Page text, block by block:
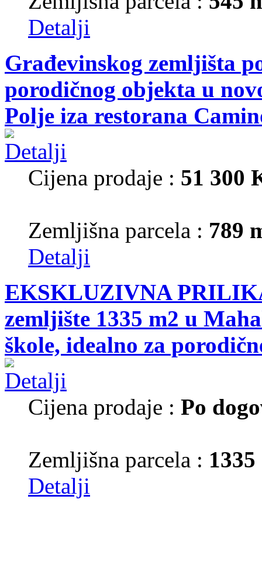
Detalji
Građevinskog zemljišta
porodičnog objekta u
Polje iza restorana
Cijena prodaje : 51 300
Zemljišna parcela : 789
Detalji
EKSKLUZIVNA
zemljište 1335 m2 u
škole, idealno za
Cijena prodaje : Po
Zemljišna parcela : 1335
Detalji